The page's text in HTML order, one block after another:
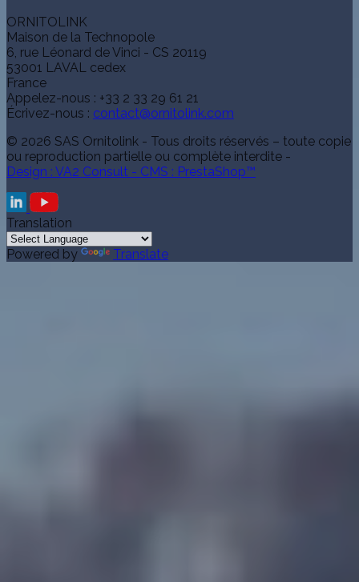
ORNITOLINK
Maison de la Technopole
6, rue Léonard de Vinci - CS 20119
53001 LAVAL cedex
France
Appelez-nous : +33 2 33 29 61 21
Écrivez-nous : contact@ornitolink.com
© 2026 SAS Ornitolink - Tous droits réservés – toute copie
ou reproduction partielle ou complète interdite -
Design : VA2 Consult - CMS : PrestaShop™
Translation
Powered by Translate